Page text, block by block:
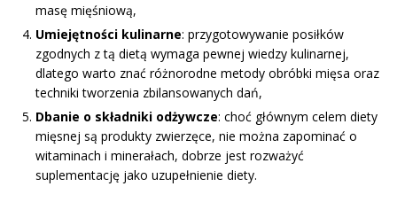
masę mięśniową,
Umiejętności kulinarne: przygotowywanie posiłków
zgodnych z tą dietą wymaga pewnej wiedzy kulinarnej,
dlatego warto znać różnorodne metody obróbki mięsa oraz
techniki tworzenia zbilansowanych dań,
Dbanie o składniki odżywcze: choć głównym celem diety
mięsnej są produkty zwierzęce, nie można zapominać o
witaminach i minerałach, dobrze jest rozważyć
suplementację jako uzupełnienie diety.